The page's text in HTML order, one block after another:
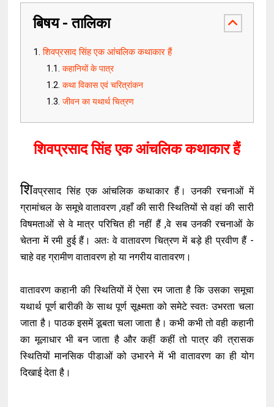
बिषय - तालिका
शिवप्रसाद सिंह एक आंचलिक कथाकार हैं
कहानियों के पात्र
कथा विकास एवं चरित्रांकन
जीवन का यथार्थ चित्रण
शिवप्रसाद सिंह एक आंचलिक कथाकार हैं
शिवप्रसाद सिंह एक आंचलिक कथाकार हैं। उनकी रचनाओं में
ग्रामांचल के समूचे वातावरण ,वहाँ की सारी स्थितियों से वहां की सारी
विषमताओं से वे मात्र परिचित ही नहीं हैं ,वे सब उनकी रचनाओं के
चेतना में रमी हुई हैं। अतः वे वातावरण चित्रण में बड़े ही प्रवीण हैं -
चाहे वह ग्रामीण वातावरण हो या नगरीय वातावरण।
वातावरण कहानी की स्थितियों में ऐसा रम जाता है कि उसका समूचा
यथार्थ पूर्ण बारीकी के साथ पूर्ण सूक्ष्मता को समेटे स्वतः उभरता चला
जाता है। पाठक इसमें डूबता चला जाता है। कभी कभी तो वही कहानी
का मूलाधार भी बन जाता है और कहीं कहीं तो पात्र की त्रासक
स्थितियों मानसिक पीडाओं को उभारने में भी वातावरण का ही योग
दिखाई देता है।